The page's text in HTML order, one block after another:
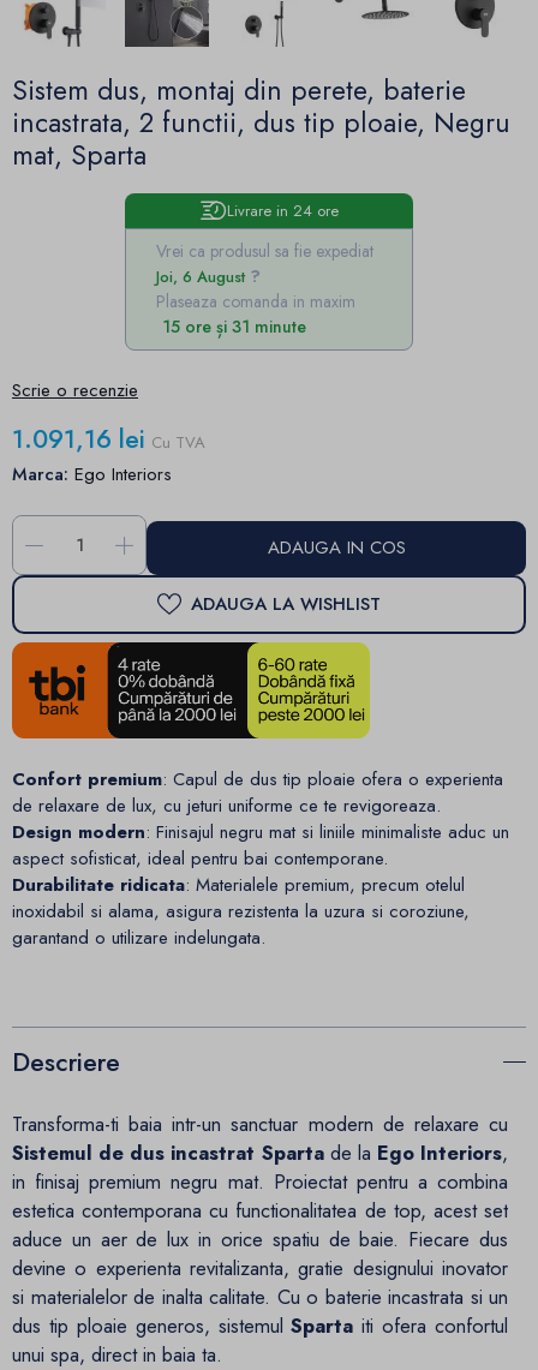
Sistem dus, montaj din perete, baterie
incastrata, 2 functii, dus tip ploaie, Negru
mat, Sparta
Livrare in 24 ore
Vrei ca produsul sa fie expediat
Joi, 6 August
Plaseaza comanda in maxim
15 ore și 31 minute
Scrie o recenzie
1.091,16 lei Cu TVA
Marca: Ego Interiors
- + ADAUGA IN COS
ADAUGA LA WISHLIST
Confort premium: Capul de dus tip ploaie ofera o experienta
de relaxare de lux, cu jeturi uniforme ce te revigoreaza.
Design modern: Finisajul negru mat si liniile minimaliste aduc un
aspect sofisticat, ideal pentru bai contemporane.
Durabilitate ridicata: Materialele premium, precum otelul
inoxidabil si alama, asigura rezistenta la uzura si coroziune,
garantand o utilizare indelungata.
Descriere
Transforma-ti baia intr-un sanctuar modern de relaxare cu
Sistemul de dus incastrat Spartade la Ego Interiors,
in finisaj premium negru mat. Proiectat pentru a combina
estetica contemporana cu functionalitatea de top, acest set
aduce un aer de lux in orice spatiu de baie. Fiecare dus
devine o experienta revitalizanta, gratie designului inovator
si materialelor de inalta calitate. Cu o baterie incastrata si un
dus tip ploaie generos, sistemulSparta iti ofera confortul
unui spa, direct in baia ta.